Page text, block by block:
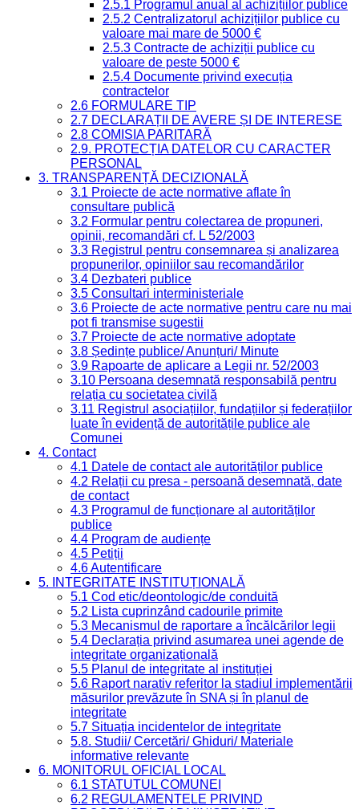
2.5.1 Programul anual al achizițiilor publice
2.5.2 Centralizatorul achizițiilor publice cu
valoare mai mare de 5000 €
2.5.3 Contracte de achiziții publice cu
valoare de peste 5000 €
2.5.4 Documente privind execuția
contractelor
2.6 FORMULARE TIP
2.7 DECLARAȚII DE AVERE ȘI DE INTERESE
2.8 COMISIA PARITARĂ
2.9. PROTECȚIA DATELOR CU CARACTER
PERSONAL
3. TRANSPARENȚĂ DECIZIONALĂ
3.1 Proiecte de acte normative aflate în
consultare publică
3.2 Formular pentru colectarea de propuneri,
opinii, recomandări cf. L 52/2003
3.3 Registrul pentru consemnarea și analizarea
propunerilor, opiniilor sau recomandărilor
3.4 Dezbateri publice
3.5 Consultari interministeriale
3.6 Proiecte de acte normative pentru care nu mai
pot fi transmise sugestii
3.7 Proiecte de acte normative adoptate
3.8 Ședințe publice/ Anunțuri/ Minute
3.9 Rapoarte de aplicare a Legii nr. 52/2003
3.10 Persoana desemnată responsabilă pentru
relația cu societatea civilă
3.11 Registrul asociațiilor, fundațiilor și federațiilor
luate în evidență de autoritățile publice ale
Comunei
4. Contact
4.1 Datele de contact ale autorităților publice
4.2 Relații cu presa - persoană desemnată, date
de contact
4.3 Programul de funcționare al autorităților
publice
4.4 Program de audiențe
4.5 Petiții
4.6 Autentificare
5. INTEGRITATE INSTITUȚIONALĂ
5.1 Cod etic/deontologic/de conduită
5.2 Lista cuprinzând cadourile primite
5.3 Mecanismul de raportare a încălcărilor legii
5.4 Declarația privind asumarea unei agende de
integritate organizațională
5.5 Planul de integritate al instituției
5.6 Raport narativ referitor la stadiul implementării
măsurilor prevăzute în SNA și în planul de
integritate
5.7 Situația incidentelor de integritate
5.8. Studii/ Cercetări/ Ghiduri/ Materiale
informative relevante
6. MONITORUL OFICIAL LOCAL
6.1 STATUTUL COMUNEI
6.2 REGULAMENTELE PRIVIND